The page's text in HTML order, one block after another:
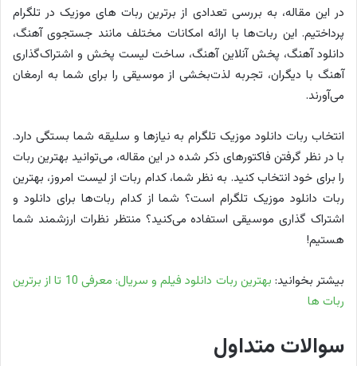
در این مقاله، به بررسی تعدادی از برترین ربات های موزیک در تلگرام
پرداختیم. این ربات‌ها با ارائه امکانات مختلف مانند جستجوی آهنگ،
دانلود آهنگ، پخش آنلاین آهنگ، ساخت لیست پخش و اشتراک‌گذاری
آهنگ با دیگران، تجربه لذت‌بخشی از موسیقی را برای شما به ارمغان
می‌آورند.
انتخاب ربات دانلود موزیک تلگرام به نیازها و سلیقه شما بستگی دارد.
با در نظر گرفتن فاکتورهای ذکر شده در این مقاله، می‌توانید بهترین ربات
را برای خود انتخاب کنید. به نظر شما، کدام ربات از لیست امروز، بهترین
ربات دانلود موزیک تلگرام است؟ شما از کدام ربات‌ها برای دانلود و
اشتراک گذاری موسیقی استفاده می‌کنید؟ منتظر نظرات ارزشمند شما
هستیم!
بیشتر بخوانید:
بهترین ربات دانلود فیلم و سریال: معرفی 10 تا از برترین
ربات ها
سوالات متداول